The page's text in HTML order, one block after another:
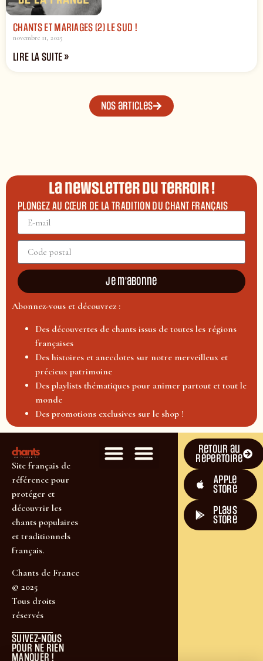
CHANTS ET MARIAGES (2) LE SUD !
novembre 11, 2025
LIRE LA SUITE »
Nos articles
La newsletter du terroir !
PLONGEZ AU CŒUR DE LA TRADITION DU CHANT FRANÇAIS
Je m'abonne
Abonnez-vous et découvrez :
Des découvertes de chants issus de toutes les régions
françaises
Des histoires et anecdotes sur notre merveilleux et
précieux patrimoine
Des playlists thématiques pour animer partout et tout le
monde
Des promotions exclusives sur le shop !
Site français de
référence pour
protéger et
découvrir les
chants populaires
et traditionnels
français.
Chants de France
© 2025
Tous droits
réservés
SUIVEZ-NOUS
POUR NE RIEN
MANQUER !
Retour au
répertoire
Apple
Store
plays
store